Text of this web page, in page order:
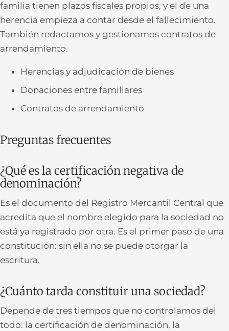
familia tienen plazos fiscales propios, y el de una
herencia empieza a contar desde el fallecimiento.
También redactamos y gestionamos contratos de
arrendamiento.
Herencias y adjudicación de bienes
Donaciones entre familiares
Contratos de arrendamiento
Preguntas frecuentes
¿Qué es la certificación negativa de
denominación?
Es el documento del Registro Mercantil Central que
acredita que el nombre elegido para la sociedad no
está ya registrado por otra. Es el primer paso de una
constitución: sin ella no se puede otorgar la
escritura.
¿Cuánto tarda constituir una sociedad?
Depende de tres tiempos que no controlamos del
todo: la certificación de denominación, la